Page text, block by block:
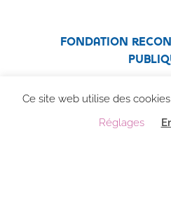
Fondation
Ce site web utilise des cookies
Réglages